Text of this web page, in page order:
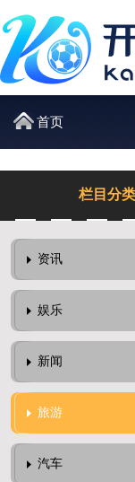
首页
栏目分类
资讯
娱乐
新闻
旅游
汽车